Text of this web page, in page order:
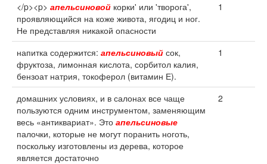
</p><p> апельсиновой корки' или 'творога',
проявляющийся на коже живота, ягодиц и ног.
Не представляя никакой опасности
1
напитка содержится: апельсиновый сок,
фруктоза, лимонная кислота, сорбитол калия,
бензоат натрия, токоферол (витамин Е).
1
домашних условиях, и в салонах все чаще
пользуются одним инструментом, заменяющим
весь «антиквариат». Это апельсиновые
палочки, которые не могут поранить ноготь,
поскольку изготовлены из дерева, которое
является достаточно
2